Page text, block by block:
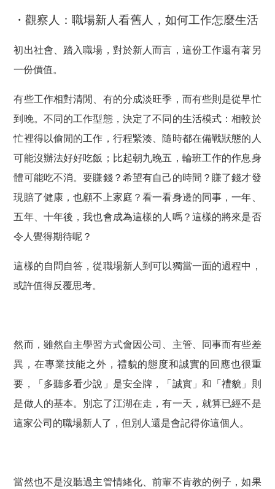
・觀察人：職場新人看舊人，如何工作怎麼生活
初出社會、踏入職場，對於新人而言，這份工作還有著另
一份價值。
有些工作相對清閒、有的分成淡旺季，而有些則是從早忙
到晚。不同的工作型態，決定了不同的生活模式：相較於
忙裡得以偷閒的工作，行程緊湊、隨時都在備戰狀態的人
可能沒辦法好好吃飯；比起朝九晚五，輪班工作的作息身
體可能吃不消。要賺錢？希望有自己的時間？賺了錢才發
現賠了健康，也顧不上家庭？看一看身邊的同事，一年、
五年、十年後，我也會成為這樣的人嗎？這樣的將來是否
令人覺得期待呢？
這樣的自問自答，從職場新人到可以獨當一面的過程中，
或許值得反覆思考。
然而，雖然自主學習方式會因公司、主管、同事而有些差
異，在專業技能之外，禮貌的態度和誠實的回應也很重
要，「多聽多看少說」是安全牌，「誠實」和「禮貌」則
是做人的基本。別忘了江湖在走，有一天，就算已經不是
這家公司的職場新人了，但別人還是會記得你這個人。
當然也不是沒聽過主管情緒化、前輩不肯教的例子，如果